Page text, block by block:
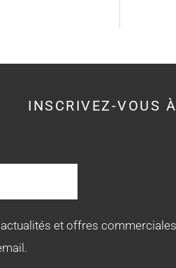
INSCRIVEZ-VOUS
et offres commerciales